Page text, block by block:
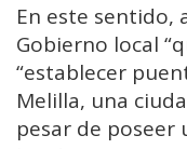
En este sentido,
Gobierno local
“establecer
Melilla, una
pesar de